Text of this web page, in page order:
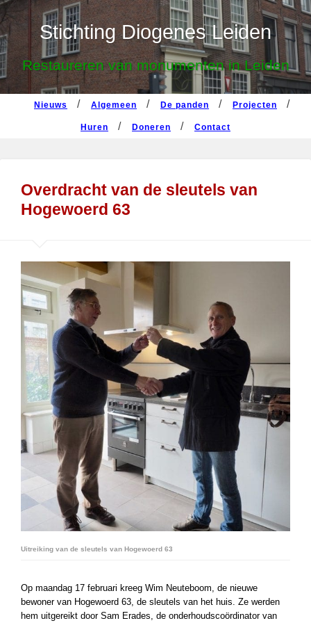
Stichting Diogenes Leiden
Restaureren van monumenten in Leiden
nieuws algemeen de panden projecten
huren doneren contact
nieuws algemeen de panden projecten
huren doneren contact
Overdracht van de sleutels van
Hogewoerd 63
Uitreiking van de sleutels van Hogewoerd 63
Op maandag 17 februari kreeg Wim Neuteboom, de nieuwe
bewoner van Hogewoerd 63, de sleutels van het huis. Ze werden
hem uitgereikt door Sam Erades, de onderhoudscoördinator van